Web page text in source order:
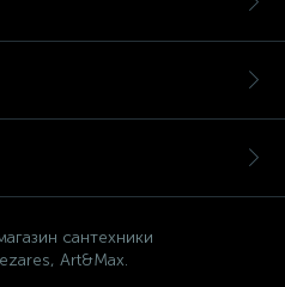
сантехники
Art&Max.